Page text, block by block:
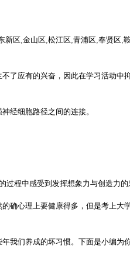
区,金山区,松江区,青浦区,奉贤区,
了应有的兴奋，因此在学习活动中
经细胞路径之间的连接。
程中感受到发挥想象力与创造力的
心理上要健康得多，但是考上大
我们养成的坏习惯。下面是小编为